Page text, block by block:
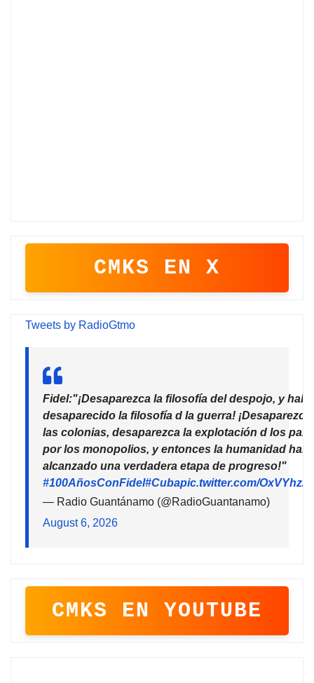
CMKS EN X
Tweets by RadioGtmo
Fidel:"¡Desaparezca la filosofía del despojo, y
desaparecido la filosofía d la guerra!
las colonias, desaparezca la explotación d los
por los monopolios, y entonces la humanidad
alcanzado una verdadera etapa de progreso!"
#100AñosConFidel#Cubapic.twitter.com/
— Radio Guantánamo (@RadioGuantanamo)
August 6, 2026
CMKS EN YOUTUBE